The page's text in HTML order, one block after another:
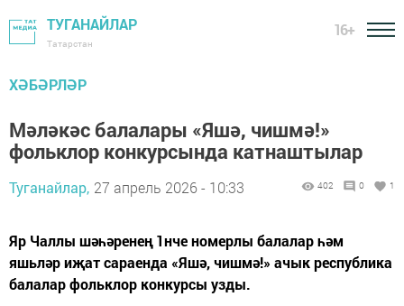
ТУГАНАЙЛАР
Татарстан
16+
ХӘБӘРЛӘР
Мәләкәс балалары «Яшә, чишмә!»
фольклор конкурсында катнаштылар
Туганайлар, 27 апрель 2026 - 10:33 402 0 1
Яр Чаллы шәһәренең 1нче номерлы балалар һәм
яшьләр иҗат сараенда «Яшә, чишмә!» ачык республика
балалар фольклор конкурсы узды.